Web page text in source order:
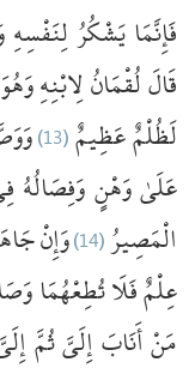
فَإِنَّمَايَشْكُرُلِنَفْسِهِ
قَالَلُقْمَانُلِابْنِهِوَهُوَ
لَظُلْمٌعَظِيمٌ(13)
عَلَىٰوَهْنٍوَفِصَالُهُ
الْمَصِيرُ(14) وَإِنْ
عِلْمٌفَلَاتُطِعْهُمَا
مَنْأَنَابَإِلَيَّثُمَّ